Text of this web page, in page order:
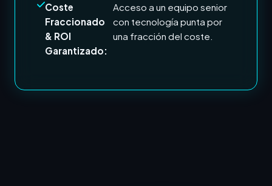
Coste
Fraccionado
& ROI
Garantizado:
Acceso a un equipo senior
con tecnología punta por
una fracción del coste.